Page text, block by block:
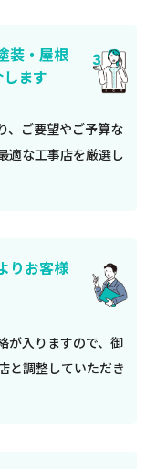
装・屋根
ます
、ご要望やご予算な
適な工事店を厳選し
りお客様
が入りますので、御
と調整していただき